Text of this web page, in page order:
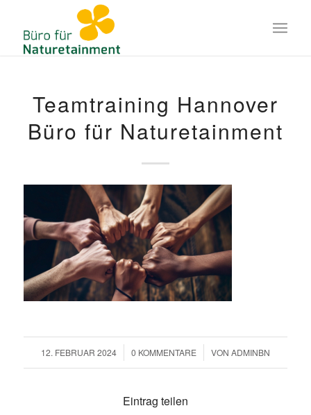
Teamtraining Hannover
Büro für Naturetainment
12. FEBRUAR 2024
/ 0 KOMMENTARE
/ VON ADMINBN
Eintrag teilen